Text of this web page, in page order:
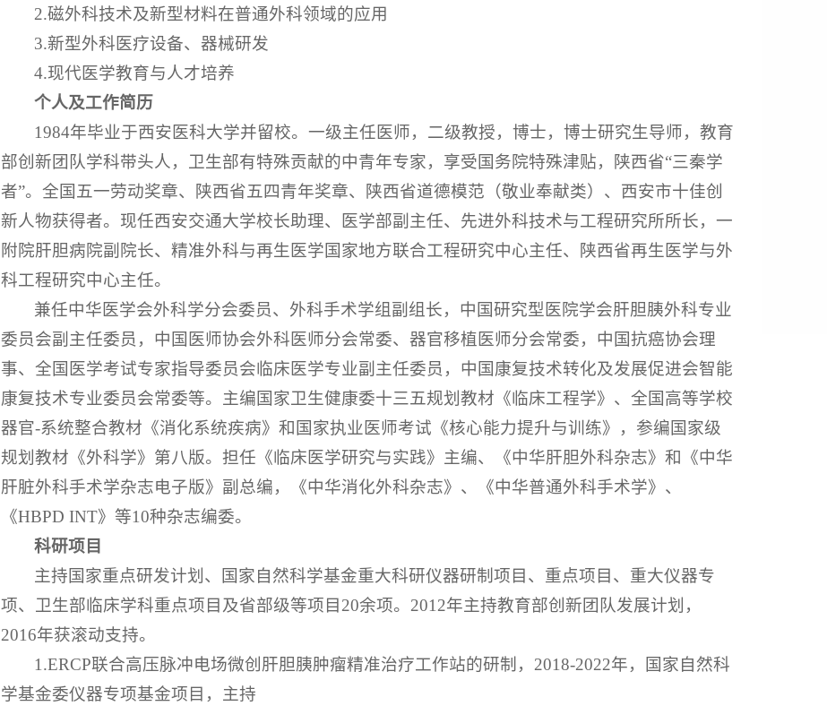
2.磁外科技术及新型材料在普通外科领域的应用
3.新型外科医疗设备、器械研发
4.现代医学教育与人才培养
个人及工作简历
1984年毕业于西安医科大学并留校。一级主任医师，二级教授，博士，博士研究生导师，教育
部创新团队学科带头人，卫生部有特殊贡献的中青年专家，享受国务院特殊津贴，陕西省“三秦学
者”。全国五一劳动奖章、陕西省五四青年奖章、陕西省道德模范（敬业奉献类）、西安市十佳创
新人物获得者。现任西安交通大学校长助理、医学部副主任、先进外科技术与工程研究所所长，一
附院肝胆病院副院长、精准外科与再生医学国家地方联合工程研究中心主任、陕西省再生医学与外
科工程研究中心主任。
兼任中华医学会外科学分会委员、外科手术学组副组长，中国研究型医院学会肝胆胰外科专业
委员会副主任委员，中国医师协会外科医师分会常委、器官移植医师分会常委，中国抗癌协会理
事、全国医学考试专家指导委员会临床医学专业副主任委员，中国康复技术转化及发展促进会智能
康复技术专业委员会常委等。主编国家卫生健康委十三五规划教材《临床工程学》、全国高等学校
器官-系统整合教材《消化系统疾病》和国家执业医师考试《核心能力提升与训练》，参编国家级
规划教材《外科学》第八版。担任《临床医学研究与实践》主编、《中华肝胆外科杂志》和《中华
肝脏外科手术学杂志电子版》副总编，《中华消化外科杂志》、《中华普通外科手术学》、
《HBPD INT》等10种杂志编委。
科研项目
主持国家重点研发计划、国家自然科学基金重大科研仪器研制项目、重点项目、重大仪器专
项、卫生部临床学科重点项目及省部级等项目20余项。2012年主持教育部创新团队发展计划，
2016年获滚动支持。
1.ERCP联合高压脉冲电场微创肝胆胰肿瘤精准治疗工作站的研制，2018-2022年，国家自然科
学基金委仪器专项基金项目，主持